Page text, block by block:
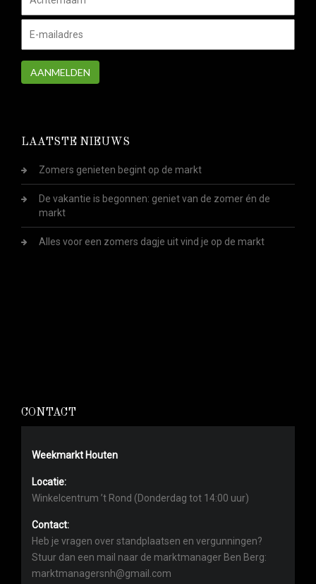
AANMELDEN
LAATSTE NIEUWS
Zomers genieten begint op de markt
De vakantie is begonnen: geniet van de zomer én de
markt
Alles voor een zomers dagje uit vind je op de markt
CONTACT
Weekmarkt Houten
Locatie:
Winkelcentrum ’t Rond (Donderdag tot 14:00 uur)
Contact:
Heb je vragen over standplaatsen en vergunningen?
Stuur dan een mail naar de marktmanager Ben Berg:
marktmanagersnh@gmail.com